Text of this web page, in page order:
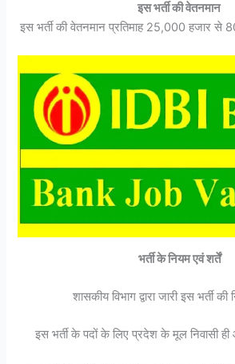
इस भर्ती की वेतनमान
इस भर्ती की वेतनमान प्रतिमाह 25,000 हजार से
भर्ती के नियम एवं शर्तें
शासकीय विभाग द्वारा जारी इस भर्ती की
इस भर्ती के पदों के लिए प्रदेश के मूल निवासी